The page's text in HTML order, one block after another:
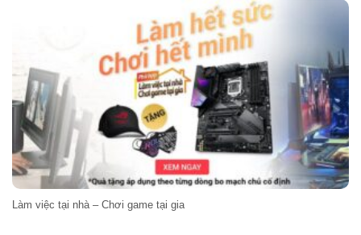
Làm việc tại nhà – Chơi game tại gia